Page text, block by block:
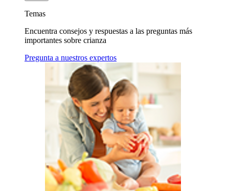
Temas
Encuentra consejos y respuestas a las preguntas más
importantes sobre crianza
Pregunta a nuestros expertos